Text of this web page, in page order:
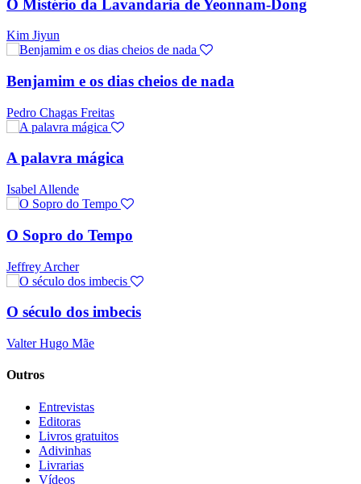
O Mistério da Lavandaria de Yeonnam-Dong
Kim Jiyun
Benjamim e os dias cheios de nada
Pedro Chagas Freitas
A palavra mágica
Isabel Allende
O Sopro do Tempo
Jeffrey Archer
O século dos imbecis
Valter Hugo Mãe
Outros
Entrevistas
Editoras
Livros gratuitos
Adivinhas
Livrarias
Vídeos